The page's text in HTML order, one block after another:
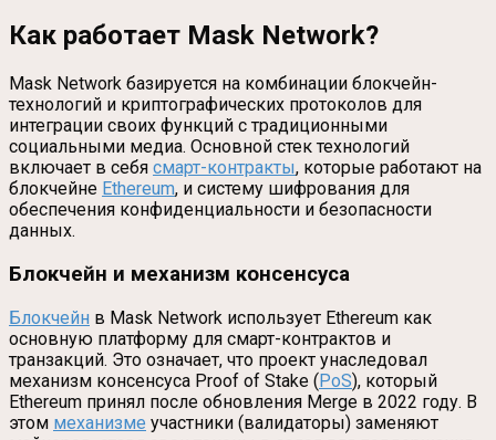
Как работает Mask Network?
Mask Network базируется на комбинации блокчейн-
технологий и криптографических протоколов для
интеграции своих функций с традиционными
социальными медиа. Основной стек технологий
включает в себя смарт-контракты, которые работают на
блокчейне Ethereum, и систему шифрования для
обеспечения конфиденциальности и безопасности
данных.
Блокчейн и механизм консенсуса
Блокчейн в Mask Network использует Ethereum как
основную платформу для смарт-контрактов и
транзакций. Это означает, что проект унаследовал
механизм консенсуса Proof of Stake (PoS), который
Ethereum принял после обновления Merge в 2022 году. В
этом механизме участники (валидаторы) заменяют